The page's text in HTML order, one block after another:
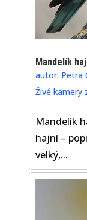
Mandelík
autor: Petra
Živé kamery
Mandelík
hajní –
velký,...